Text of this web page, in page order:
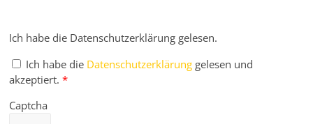
Ich habe die Datenschutzerklärung gelesen.
Ich habe die Datenschutzerklärung gelesen und
akzeptiert. *
Captcha